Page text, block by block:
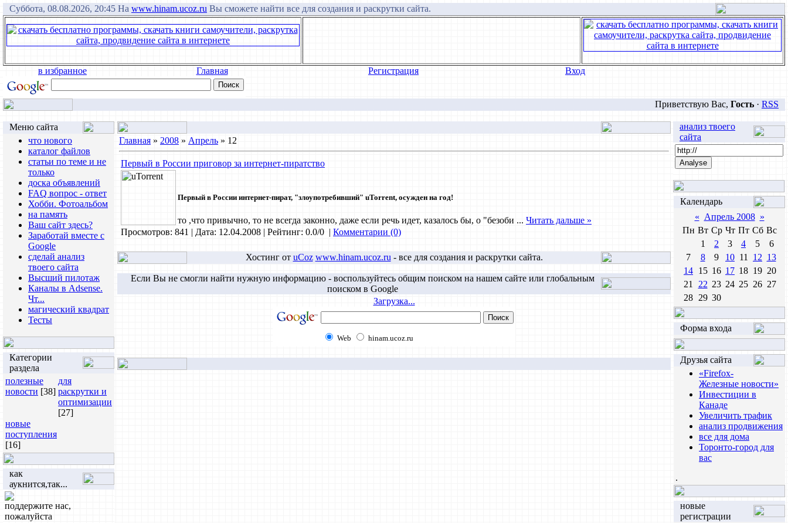
Суббота, 08.08.2026, 20:45 На www.hinam.ucoz.ru Вы сможете найти все для создания и раскрутки сайта.
в избранное Главная Регистрация Вход
Приветствую Вас, Гость · RSS
Меню сайта
что нового
каталог файлов
статьи по теме и не
только
доска объявлений
FAQ вопрос - ответ
Хобби. Фотоальбом
на память
Ваш сайт здесь?
Заработай вместе с
Google
сделай анализ
твоего сайта
Высший пилотаж
Каналы в Adsense.
Чт...
магический квадрат
Тесты
Категории
раздела
полезные
новости [38]
для
раскрутки и
оптимизации
[27]
новые
поступления
[16]
как
аукнится,так...
поддержите нас,
пожалуйста
Главная » 2008 » Апрель » 12
Первый в России приговор за интернет-пиратство
Первый в России интернет-пират, "злоупотребивший" uTorrent, осужден на год!
то ,что привычно, то не всегда законно, даже если речь идет, казалось бы, о "безоби ... Читать дальше »
Просмотров: 841 | Дата: 12.04.2008 | Рейтинг: 0.0/0 | Комментарии (0)
Хостинг от uCoz www.hinam.ucoz.ru - все для создания и раскрутки сайта.
Если Вы не смогли найти нужную информацию - воспользуйтесь общим поиском на нашем сайте или глобальным
поиском в Google
Загрузка...
Web hinam.ucoz.ru
анализ твоего
сайта
Календарь
« Апрель 2008 »
Пн Вт Ср Чт Пт Сб Вс
1
2 3 4 5
6
7
8 9 10 11 12 13
14 15 16 17 18 19 20
21
22 23 24 25 26 27
28 29 30
Форма входа
Друзья сайта
«Firefox-
Железные новости»
Инвестиции в
Канаде
Увеличить трафик
анализ продвижения
все для дома
Торонто-город для
вас
.
новые
регистрации